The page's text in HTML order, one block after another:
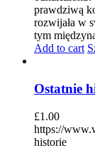
prawdziwą
rozwijała w
tym
Add to cart
Ostatnie
£1.00
https://
historie